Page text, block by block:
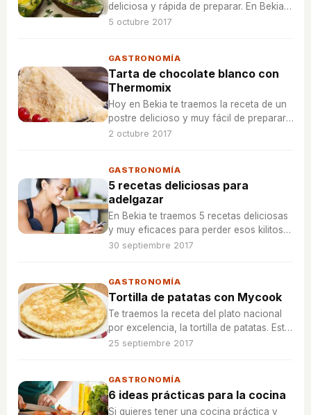
deliciosa y rápida de preparar. En Bekia
te enseñamos como prepararlos
5 octubre 2017
GASTRONOMÍA
Tarta de chocolate blanco con
Thermomix
Hoy en Bekia te traemos la receta de un
postre delicioso y muy fácil de preparar.
Se trata de la receta de chocolate
2 octubre 2017
GASTRONOMÍA
5 recetas deliciosas para
adelgazar
En Bekia te traemos 5 recetas deliciosas
y muy eficaces para perder esos kilitos
que nos sobran. ¡Pruébalas!
30 septiembre 2017
GASTRONOMÍA
Tortilla de patatas con Mycook
Te traemos la receta del plato nacional
por excelencia, la tortilla de patatas. Esta
vez cocinada con MyCook.
25 septiembre 2017
GASTRONOMÍA
6 ideas prácticas para la cocina
Si quieres tener una cocina práctica y